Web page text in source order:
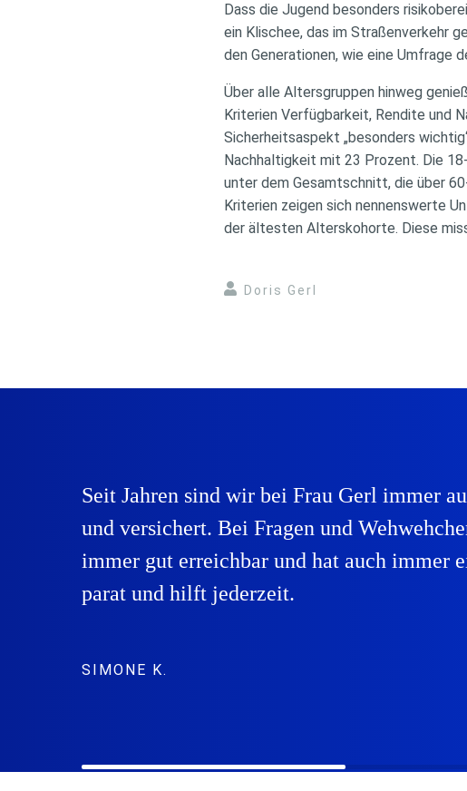
Dass die Jugend besonders
ein Klischee, das im Straßenverkehr
den Generationen, wie eine Umfrage
Über alle Altersgruppen hinweg
Kriterien Verfügbarkeit, Rendite und
Sicherheitsaspekt „besonders
Nachhaltigkeit mit 23 Prozent. Die
unter dem Gesamtschnitt, die über
Kriterien zeigen sich nennenswerte
der ältesten Alterskohorte. Diese
Doris Gerl
Seit Jahren sind wir bei Frau Gerl immer
und versichert. Bei Fragen und
immer gut erreichbar und hat auch immer
parat und hilft jederzeit.
SIMONE K.